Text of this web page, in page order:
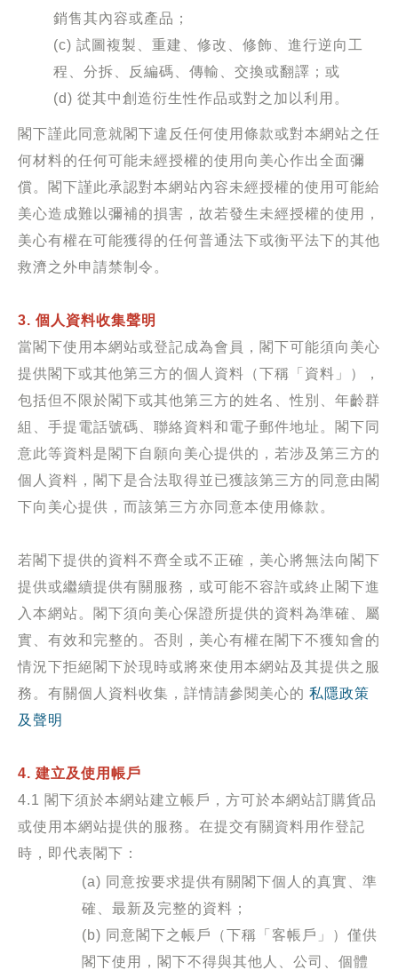
銷售其內容或產品；
(c) 試圖複製、重建、修改、修飾、進行逆向工
程、分拆、反編碼、傳輸、交換或翻譯；或
(d) 從其中創造衍生性作品或對之加以利用。
閣下謹此同意就閣下違反任何使用條款或對本網站之任
何材料的任何可能未經授權的使用向美心作出全面彌
償。閣下謹此承認對本網站內容未經授權的使用可能給
美心造成難以彌補的損害，故若發生未經授權的使用，
美心有權在可能獲得的任何普通法下或衡平法下的其他
救濟之外申請禁制令。
3. 個人資料收集聲明
當閣下使用本網站或登記成為會員，閣下可能須向美心
提供閣下或其他第三方的個人資料（下稱「資料」），
包括但不限於閣下或其他第三方的姓名、性別、年齡群
組、手提電話號碼、聯絡資料和電子郵件地址。閣下同
意此等資料是閣下自願向美心提供的，若涉及第三方的
個人資料，閣下是合法取得並已獲該第三方的同意由閣
下向美心提供，而該第三方亦同意本使用條款。
若閣下提供的資料不齊全或不正確，美心將無法向閣下
提供或繼續提供有關服務，或可能不容許或終止閣下進
入本網站。閣下須向美心保證所提供的資料為準確、屬
實、有效和完整的。否則，美心有權在閣下不獲知會的
情況下拒絕閣下於現時或將來使用本網站及其提供之服
務。有關個人資料收集，詳情請參閱美心的 私隱政策
及聲明
4. 建立及使用帳戶
4.1 閣下須於本網站建立帳戶，方可於本網站訂購貨品
或使用本網站提供的服務。在提交有關資料用作登記
時，即代表閣下：
(a) 同意按要求提供有關閣下個人的真實、準
確、最新及完整的資料 ；
(b) 同意閣下之帳戶（下稱「客帳戶」）僅供
閣下使用，閣下不得與其他人、公司、個體